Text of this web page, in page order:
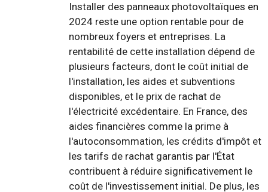
Installer des panneaux photovoltaïques en
2024 reste une option rentable pour de
nombreux foyers et entreprises. La
rentabilité de cette installation dépend de
plusieurs facteurs, dont le coût initial de
l'installation, les aides et subventions
disponibles, et le prix de rachat de
l'électricité excédentaire. En France, des
aides financières comme la prime à
l'autoconsommation, les crédits d'impôt et
les tarifs de rachat garantis par l'État
contribuent à réduire significativement le
coût de l'investissement initial. De plus, les